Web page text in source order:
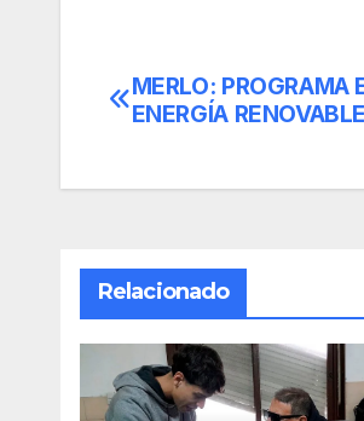
Navegación
entradas
MERLO: PROGRAMA
ENERGÍA RENOVABLE
Relacionado